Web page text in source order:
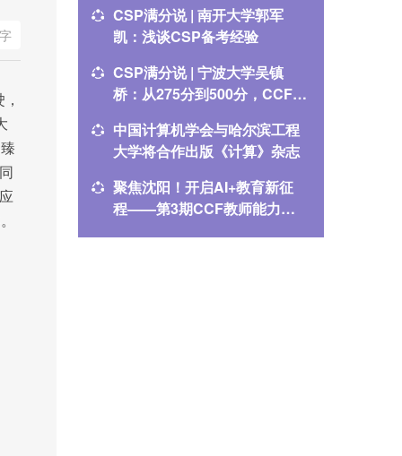
CSP满分说 | 南开大学郭军
凯：浅谈CSP备考经验
CSP满分说 | 宁波大学吴镇
桥：从275分到500分，CCF伴
中国计算机学会与哈尔滨工程
大学将合作出版《计算》杂志
聚焦沈阳！开启AI+教育新征
程——第3期CCF教师能力提